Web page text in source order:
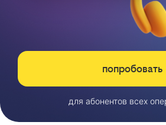
попробовать
для абонентов всех